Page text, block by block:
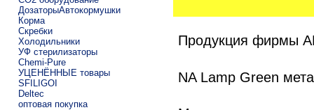
ДозаторыАвтокормушки
Корма
Скребки
Холодильники
УФ стерилизаторы
Chemi-Pure
УЦЕНЁННЫЕ товары
SFILIGOI
Deltec
оптовая покупка
Продукция фирмы
NA Lamp Green